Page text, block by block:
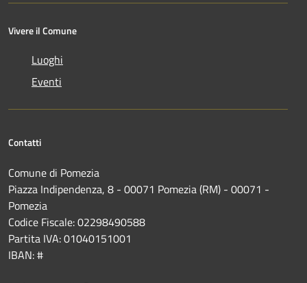
Vivere il Comune
Luoghi
Eventi
Contatti
Comune di Pomezia
Piazza Indipendenza, 8 - 00071 Pomezia (RM) - 00071 -
Pomezia
Codice Fiscale: 02298490588
Partita IVA: 01040151001
IBAN: #